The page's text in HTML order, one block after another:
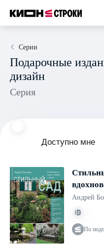
Серии
Подарочные
дизайн
Серия
Доступно мне
образа -
Андрей
По